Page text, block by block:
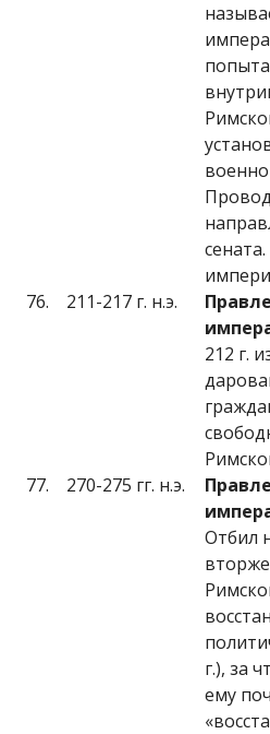
76.
211-217 г. н.э.
212 г.
77.
270-275 гг. н.э.
Отбил
г.), за
ему